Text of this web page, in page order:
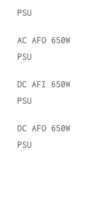
PSU
AC AFO 650W
PSU
DC AFI 650W
PSU
DC AFO 650W
PSU